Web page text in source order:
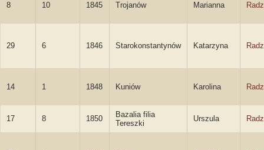
8 10 1845 Trojanów Marianna
29 6 1846 Starokonstantynów Katarzyna
14 1 1848 Kuniów Karolina
17 8 1850
Bazalia filia
Tereszki
Urszula